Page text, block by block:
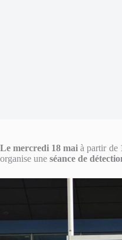
Le mercredi 18 maià partir de
organise une séance de